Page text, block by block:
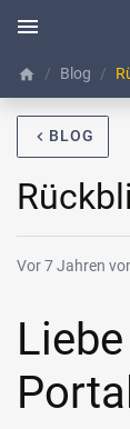
menu
home Blog
navigate_before BLOG
Vor 7 Jahren